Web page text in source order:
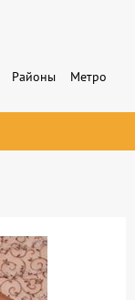
Районы
Метро